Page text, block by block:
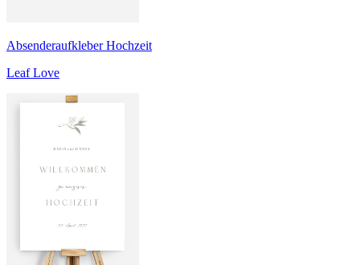
Absenderaufkleber Hochzeit
Leaf Love